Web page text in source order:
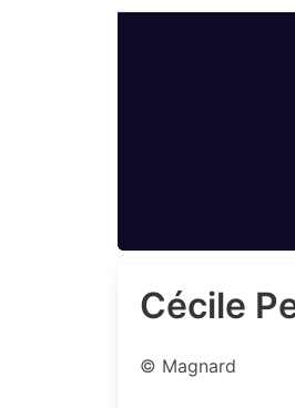
Cécile
© Magnard